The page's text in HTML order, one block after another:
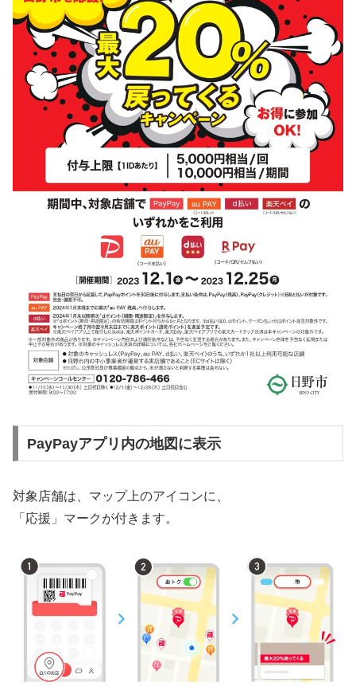
PayPayアプリ内の地図に表示
対象店舗は、マップ上のアイコンに、
「応援」マークが付きます。